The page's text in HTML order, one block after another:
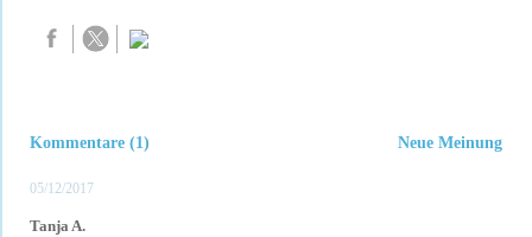
Neue Meinung
Kommentare (1)
05/12/2017
Tanja A.